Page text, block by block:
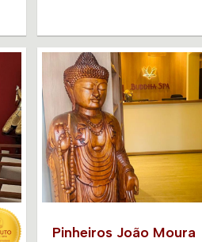
Pinheiros João Moura